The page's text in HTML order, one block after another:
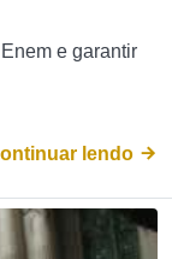
e garantir
lendo